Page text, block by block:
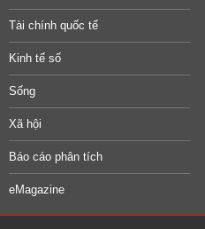
Tài chính quốc tế
Kinh tế số
Sống
Xã hội
Báo cáo phân tích
eMagazine